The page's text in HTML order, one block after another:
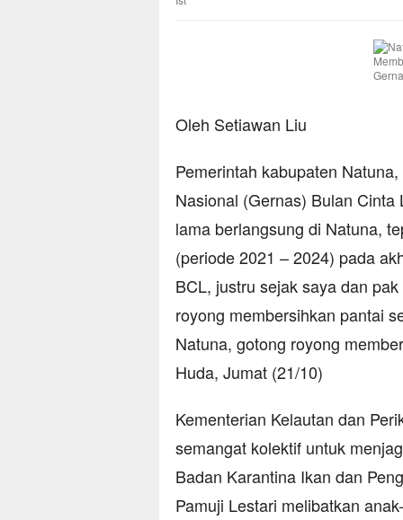
Oleh Setiawan Liu
Pemerintah kabupaten
Nasional (Gernas) Bulan
lama berlangsung di Natuna,
(periode 2021 – 2024) pada
BCL, justru sejak saya dan
royong membersihkan pantai
Natuna, gotong royong
Huda, Jumat (21/10)
Kementerian Kelautan dan
semangat kolektif untuk
Badan Karantina Ikan dan
Pamuji Lestari melibatkan